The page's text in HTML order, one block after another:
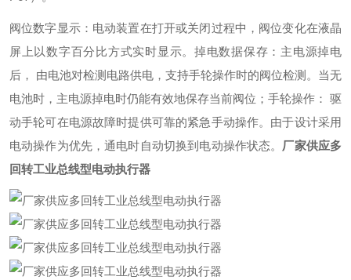
阀位数字显示：电动装置在打开或关闭过程中，阀位变化在液晶
屏上以数字百分比方式实时显示。 掉电数据保存：主电源掉电
后， 由电池对检测电路供电，支持手轮操作时的阀位检测。当无
电池时，主电源掉电时仍能有效地保存当前阀位； 手轮操作： 驱
动手轮可在电源故障时提供可靠的紧急手动操作。由于设计采用
电动操作为优先，通电时自动切换到电动操作状态。 厂家供应多
回转工业总线型电动执行器